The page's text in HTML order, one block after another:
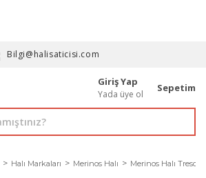
Bilgi@halisaticisi.com
Giriş Yap
Yada üye ol
Sepetim
Halı Markaları Merinos Halı Merinos Halı Tresor